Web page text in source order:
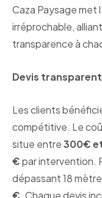
Caza Paysage met
irréprochable,
transparence à
Devis
Les clients
compétitive. Le
situe entre300€
€par intervention.
dépassant 18
€ . Chaque devis